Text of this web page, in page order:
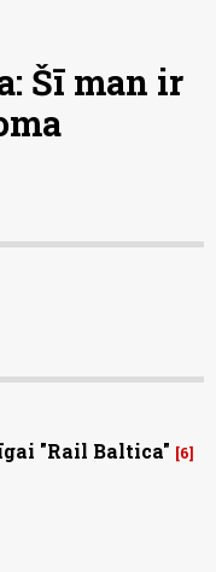
Šī man ir
"Rail Baltica" 6